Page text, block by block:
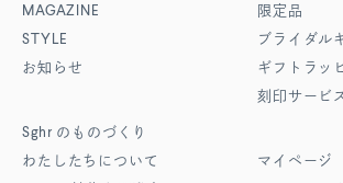
MAGAZINE
STYLE
お知らせ
Sghr のものづくり
わたしたちについて
限定品
ブライダル
ギフトラッ
刻印サービ
マイページ